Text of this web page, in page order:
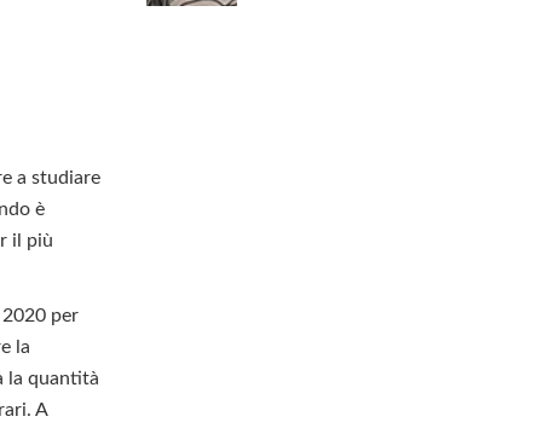
a studiare
è
il più
per
la
la quantità
A